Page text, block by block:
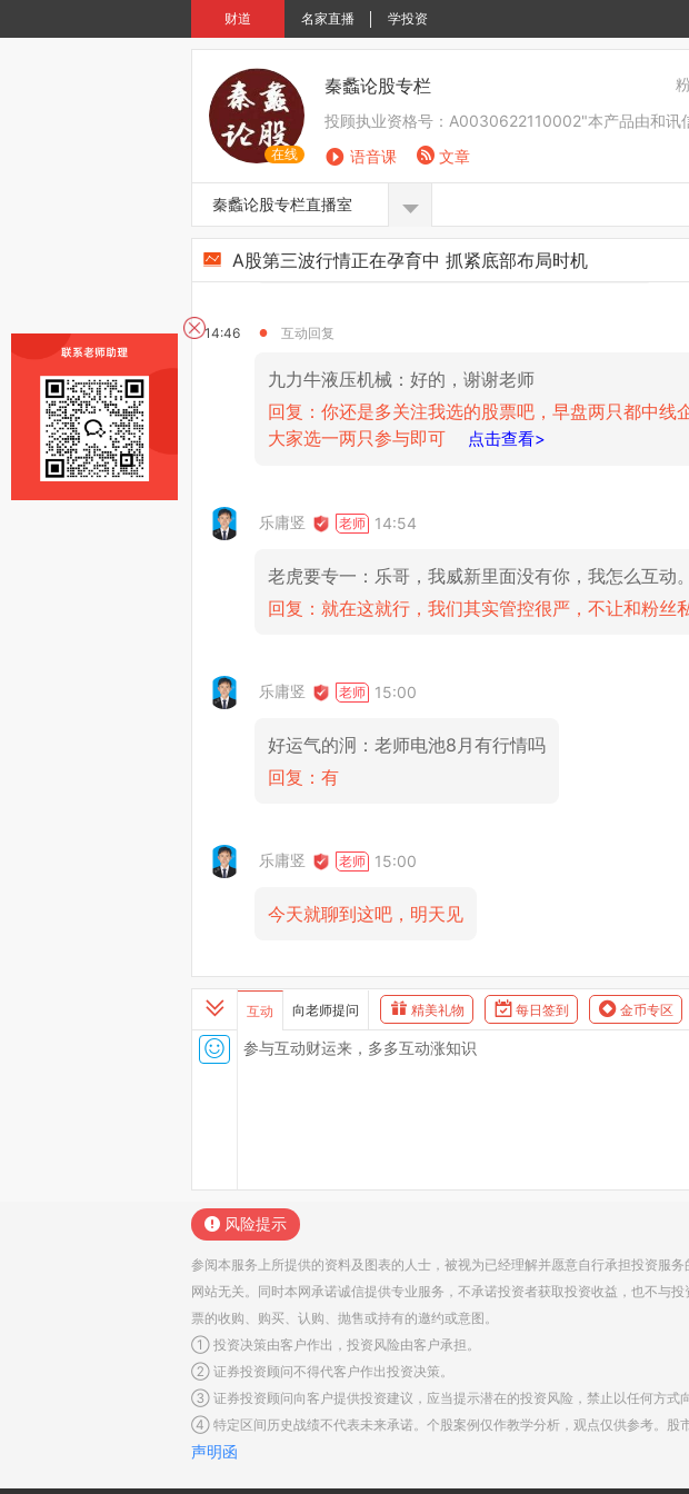
财道 名家直播 学投资
在线
秦蠡论股专栏
投顾执业资格号： A0030622110002"本产品由和讯
语音课
文章
秦蠡论股专栏直播室
A股第三波行情正在孕育中 抓紧底部布局时机
乐庸竖 14:36
小桥流水人家tsV：创新药的趋势怎么样，老师帮助
回复：创新药属于大消费，但是，接下来一个月是科
乐庸竖 14:44
长线重择时，中线重趋势，那短线重什么？情绪
14:46 互动回复
九力牛液压机械：好的，谢谢老师
回复：你还是多关注我选的股票吧，早盘两只都中线
大家选一两只参与即可
点击查看>
乐庸竖 14:54
老虎要专一：乐哥，我威新里面没有你，我怎么互动。
回复：就在这就行，我们其实管控很严，不让和粉丝
乐庸竖 15:00
好运气的泂：老师电池8月有行情吗
回复：有
乐庸竖 15:00
今天就聊到这吧，明天见
互动 向老师提问 精美礼物 每日签到 金币专区
风险提示
参阅本服务上所提供的资料及图表的人士，被视为已经理解并愿意自行承担投资服
网站无关。同时本网承诺诚信提供专业服务，不承诺投资者获取投资收益，也不与
票的收购、购买、认购、抛售或持有的邀约或意图。
① 投资决策由客户作出，投资风险由客户承担。
② 证券投资顾问不得代客户作出投资决策。
③ 证券投资顾问向客户提供投资建议，应当提示潜在的投资风险，禁止以任何方式
④ 特定区间历史战绩不代表未来承诺。个股案例仅作教学分析，观点仅供参考。股
声明函